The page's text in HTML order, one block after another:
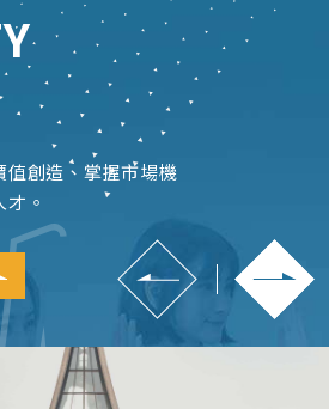
值創造、掌握市場機
。